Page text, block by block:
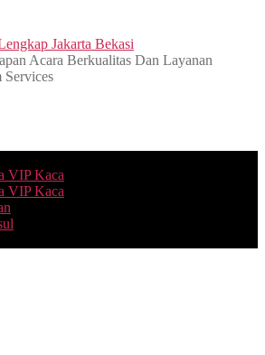
Jakarta Bekasi
Acara Berkualitas Dan Layanan
Services
VIP Kaca
VIP Kaca